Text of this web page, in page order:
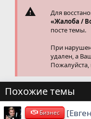
Для
«Жалоба /
посте темы.
При
удален, а
Пожалуйста,
Похожие темы
Бизнес